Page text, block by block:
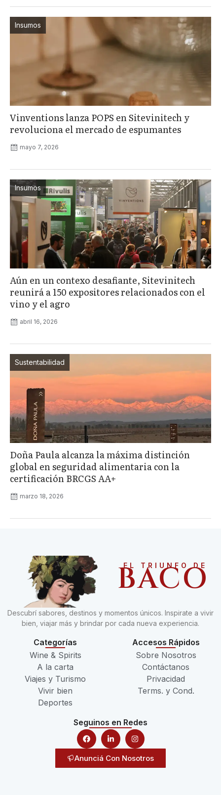
Insumos
Vinventions lanza POPS en Sitevinitech y
revoluciona el mercado de espumantes
mayo 7, 2026
Insumos
Aún en un contexo desafiante, Sitevinitech
reunirá a 150 expositores relacionados con el
vino y el agro
abril 16, 2026
Sustentabilidad
Doña Paula alcanza la máxima distinción
global en seguridad alimentaria con la
certificación BRCGS AA+
marzo 18, 2026
EL TRIUNFO DE
BACO
Descubrí sabores, destinos y momentos únicos. Inspirate a vivir
bien, viajar más y brindar por cada nueva experiencia.
Categorías
Wine & Spirits
A la carta
Viajes y Turismo
Vivir bien
Deportes
Accesos Rápidos
Sobre Nosotros
Contáctanos
Privacidad
Terms. y Cond.
Seguinos en Redes
Anunciá Con Nosotros